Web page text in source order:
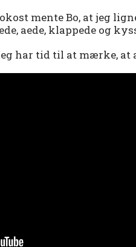
mente Bo, at jeg
aede, klappede og
har tid til at mærke, at